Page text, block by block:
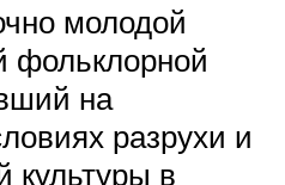
молодой
фольклорной
на
разрухи и
культуры в